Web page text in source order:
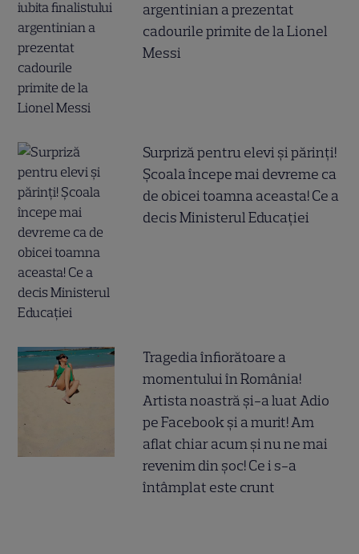
argentinian a prezentat
cadourile primite de la Lionel
Messi
Surpriză pentru elevi și părinți!
Școala începe mai devreme ca
de obicei toamna aceasta! Ce a
decis Ministerul Educației
Tragedia înfiorătoare a
momentului în România!
Artista noastră și-a luat Adio
pe Facebook și a murit! Am
aflat chiar acum și nu ne mai
revenim din șoc! Ce i s-a
întâmplat este crunt